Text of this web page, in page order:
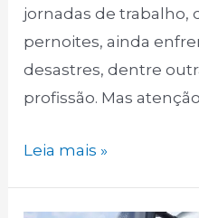
jornadas de trabalho,
pernoites, ainda
desastres, dentre
profissão. Mas
10
Leia mais »